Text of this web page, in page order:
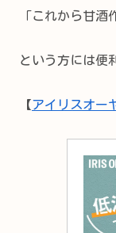
「これから甘酒
という方には便
【アイリスオー